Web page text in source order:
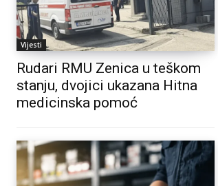
Vijesti
Rudari RMU Zenica u teškom
stanju, dvojici ukazana Hitna
medicinska pomoć